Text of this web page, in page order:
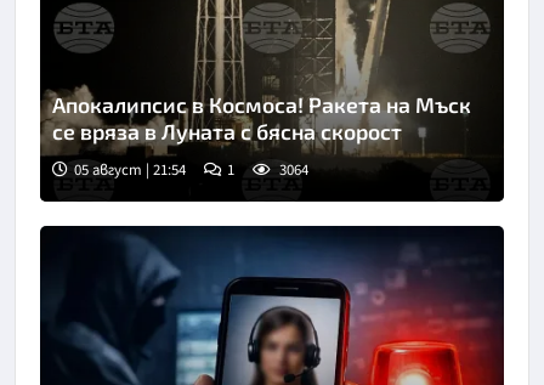
Апокалипсис в Космоса! Ракета на Мъск
се вряза в Луната с бясна скорост
05 август | 21:54 1 3064